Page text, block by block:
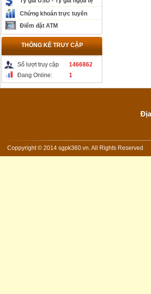
Chứng khoán trực tuyến
Điểm đặt ATM
THỐNG KÊ TRUY CẬP
Số lượt truy cập
1466862
Đang Online:
1
Coppyright © 2014 sgpk360.vn. All Rights Reserved